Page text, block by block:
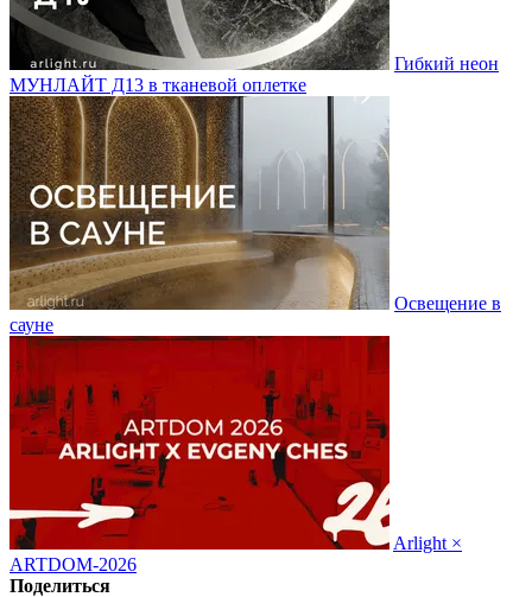
Гибкий неон
МУНЛАЙТ Д13 в тканевой оплетке
Освещение в
сауне
Arlight ×
ARTDOM-2026
Поделиться